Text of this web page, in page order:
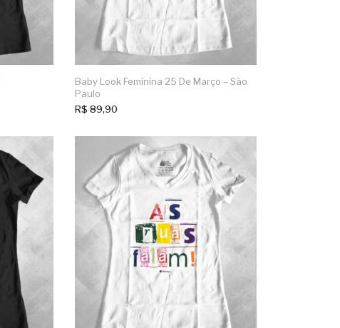
Baby Look Feminina 25 De Março – São
Paulo
R$ 89,90